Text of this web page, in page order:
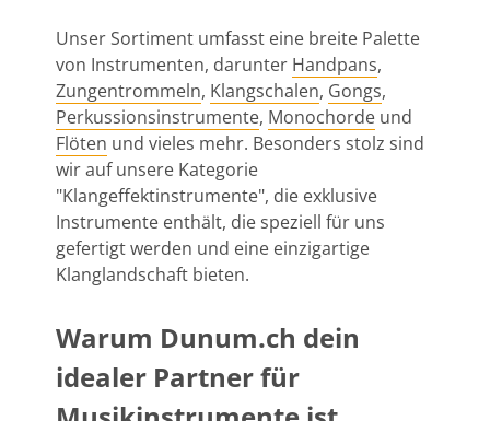
Unser Sortiment umfasst eine breite Palette
von Instrumenten, darunter Handpans,
Zungentrommeln, Klangschalen, Gongs,
Perkussionsinstrumente, Monochorde und
Flöten und vieles mehr. Besonders stolz sind
wir auf unsere Kategorie
"Klangeffektinstrumente", die exklusive
Instrumente enthält, die speziell für uns
gefertigt werden und eine einzigartige
Klanglandschaft bieten.
Warum Dunum.ch dein
idealer Partner für